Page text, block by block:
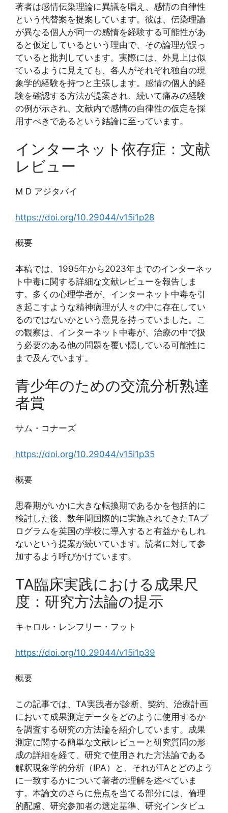
著者は感情伝染理論に異議を唱え、感情の自律性
という代替案を提案しています。彼は、伝染理論
が異なる個人が同一の感情を経験する可能性があ
ると仮定しているという理由で、その論理が誤っ
ていると批判しています。実際には、外見上は似
ているように見えても、各人がそれぞれ独自の現
象学的経験を持つと主張します。感情の個人的経
験を確認する方法が提案され、続いて痛みの経験
の例が示され、文献内で感情の自律性の仮定を採
用すべきであるという結論に至っています。
インターネット依存症：文献
レビュー
M D アジタバイ
https://doi.org/10.29044/v15i1p28
概要
本稿では、1995年から2023年までのインターネッ
ト中毒に関する詳細な文献レビューを報告しま
す。多くの心理学者が、インターネット中毒を引
き起こすような精神病理が人々の中に存在してい
るのではないかという意見を持っていました。こ
の観察は、インターネット中毒が、治療の中で扱
う必要のある他の問題を覆い隠している可能性に
まで及んでいます。
青少年のための交流分析熟達
者賞
サム・コナーズ
https://doi.org/10.29044/v15i1p35
概要
思春期がいかに大きな転換期であるかを包括的に
検討した後、数年間国際的に実施されてきたTAプ
ログラムを英国の学校に導入すると有益かもしれ
ないという提案が続いています。読者に対して参
加するよう呼びかけています。
TA臨床実践における成果尺
度：研究方法論の提示
キャロル・レンフリー・フット
https://doi.org/10.29044/v15i1p39
概要
この記事では、TA実践者が診断、契約、治療計画
において成果測定データをどのように使用するか
を調査する研究の方法論を紹介しています。成果
測定に関する簡単な文献レビューと研究質問の形
成の詳細を経て、研究で使用された方法論である
解釈現象学的分析（IPA）と、それがTAとどのよう
に一致するかについて著者の理解を述べていま
す。本論文のさらに焦点を当てる部分には、倫理
的配慮、研究参加者の選定基準、研究インタビュ